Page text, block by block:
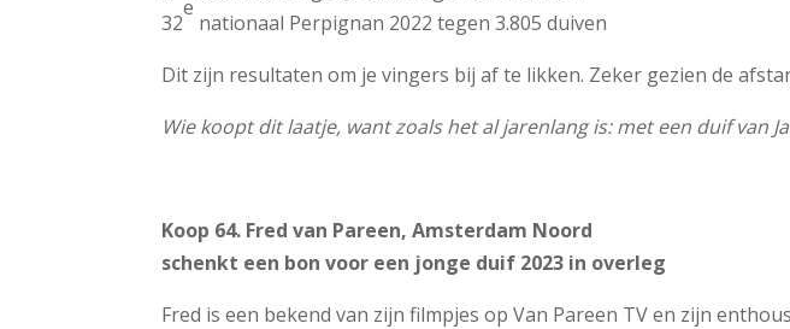
32
e
nationaal Perpignan 2022 tegen 3.805 duiven
Dit zijn resultaten om je vingers bij af te likken. Zeker gezien de
Wie koopt dit laatje, want zoals het al jarenlang is: met een duif van
Koop 64. Fred van Pareen, Amsterdam Noord
schenkt een bon voor een jonge duif 2023 in overleg
Fred is een bekend van zijn filmpjes op Van Pareen TV en zijn